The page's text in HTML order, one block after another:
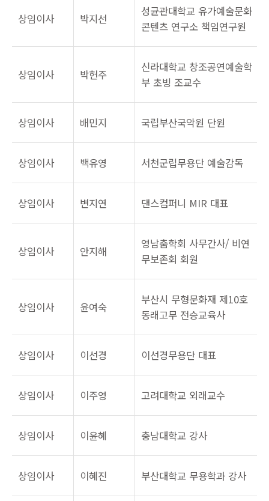
상임이사 박지선
성균관대학교 유가예술문화
콘텐츠 연구소 책임연구원
상임이사 박헌주
신라대학교 창조공연예술학
부 초빙 조교수
상임이사 배민지 국립부산국악원 단원
상임이사 백유영 서천군립무용단 예술감독
상임이사 변지연 댄스컴퍼니 MIR 대표
상임이사 안지해
영남춤학회 사무간사/ 비연
무보존회 회원
상임이사 윤여숙
부산시 무형문화재 제10호
동래고무 전승교육사
상임이사 이선경 이선경무용단 대표
상임이사 이주영 고려대학교 외래교수
상임이사 이윤혜 충남대학교 강사
상임이사 이혜진 부산대학교 무용학과 강사